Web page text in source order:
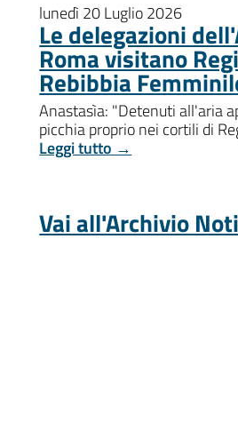
lunedì 20 Luglio 2026
Le delegazioni
Roma visitano
Rebibbia
Anastasìa: "Detenuti all'aria
picchia proprio nei cortili di
Leggi tutto →
Vai all'Archivio